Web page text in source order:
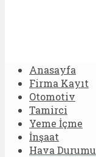
Anasayfa
Firma Kayıt
Otomotiv
Tamirci
Yeme İçme
İnşaat
Hava Durumu